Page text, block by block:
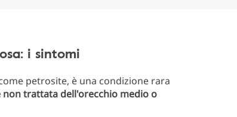
i sintomi
petrosite, è una condizione rara
non trattata dell'orecchio medio o